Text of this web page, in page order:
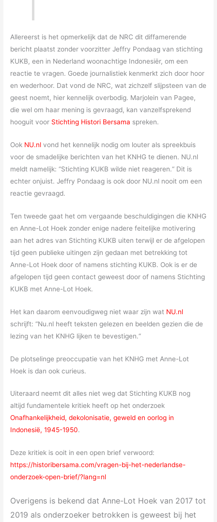
Allereerst is het opmerkelijk dat de NRC dit diffamerende
bericht plaatst zonder voorzitter Jeffry Pondaag van stichting
KUKB, een in Nederland woonachtige Indonesiër, om een
reactie te vragen. Goede journalistiek kenmerkt zich door hoor
en wederhoor. Dat vond de NRC, wat zichzelf slijpsteen van de
geest noemt, hier kennelijk overbodig. Marjolein van Pagee,
die wel om haar mening is gevraagd, kan vanzelfsprekend
hooguit voor Stichting Histori Bersama spreken.
Ook NU.nl vond het kennelijk nodig om louter als spreekbuis
voor de smadelijke berichten van het KNHG te dienen. NU.nl
meldt namelijk: “Stichting KUKB wilde niet reageren.“ Dit is
echter onjuist. Jeffry Pondaag is ook door NU.nl nooit om een
reactie gevraagd.
Ten tweede gaat het om vergaande beschuldigingen die KNHG
en Anne-Lot Hoek zonder enige nadere feitelijke motivering
aan het adres van Stichting KUKB uiten terwijl er de afgelopen
tijd geen publieke uitingen zijn gedaan met betrekking tot
Anne-Lot Hoek door of namens stichting KUKB. Ook is er de
afgelopen tijd geen contact geweest door of namens Stichting
KUKB met Anne-Lot Hoek.
Het kan daarom eenvoudigweg niet waar zijn wat NU.nl
schrijft: “Nu.nl heeft teksten gelezen en beelden gezien die de
lezing van het KNHG lijken te bevestigen.“
De plotselinge preoccupatie van het KNHG met Anne-Lot
Hoek is dan ook curieus.
Uiteraard neemt dit alles niet weg dat Stichting KUKB nog
altijd fundamentele kritiek heeft op het onderzoek
Onafhankelijkheid, dekolonisatie, geweld en oorlog in
Indonesië, 1945-1950.
Deze kritiek is ooit in een open brief verwoord:
https://historibersama.com/vragen-bij-het-nederlandse-
onderzoek-open-brief/?lang=nl
Overigens is bekend dat Anne-Lot Hoek van 2017 tot
2019 als onderzoeker betrokken is geweest bij het